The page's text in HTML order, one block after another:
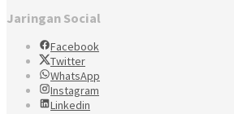
Jaringan Social
Facebook
Twitter
WhatsApp
Instagram
Linkedin